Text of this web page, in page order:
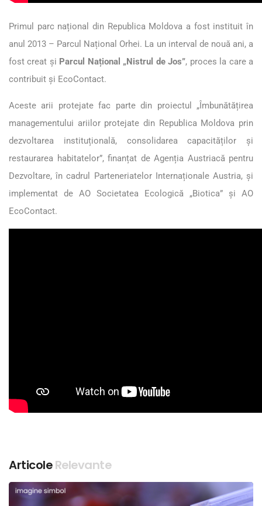
Primul parc național din Republica Moldova a fost instituit în
anul 2013 – Parcul Național Orhei. La un interval de nouă ani, a
fost creat și Parcul Național „Nistrul de Jos”, proces la care a
contribuit și EcoContact.
Aceste arii protejate fac parte din proiectul „Îmbunătățirea
managementului ariilor protejate din Republica Moldova prin
dezvoltarea instituțională, consolidarea capacităților și
restaurarea habitatelor”, finanțat de Agenția Austriacă pentru
Dezvoltare, în cadrul Parteneriatelor Internaționale Austria, și
implementat de AO Societatea Ecologică „Biotica” și AO
EcoContact.
ArticoleRelevante